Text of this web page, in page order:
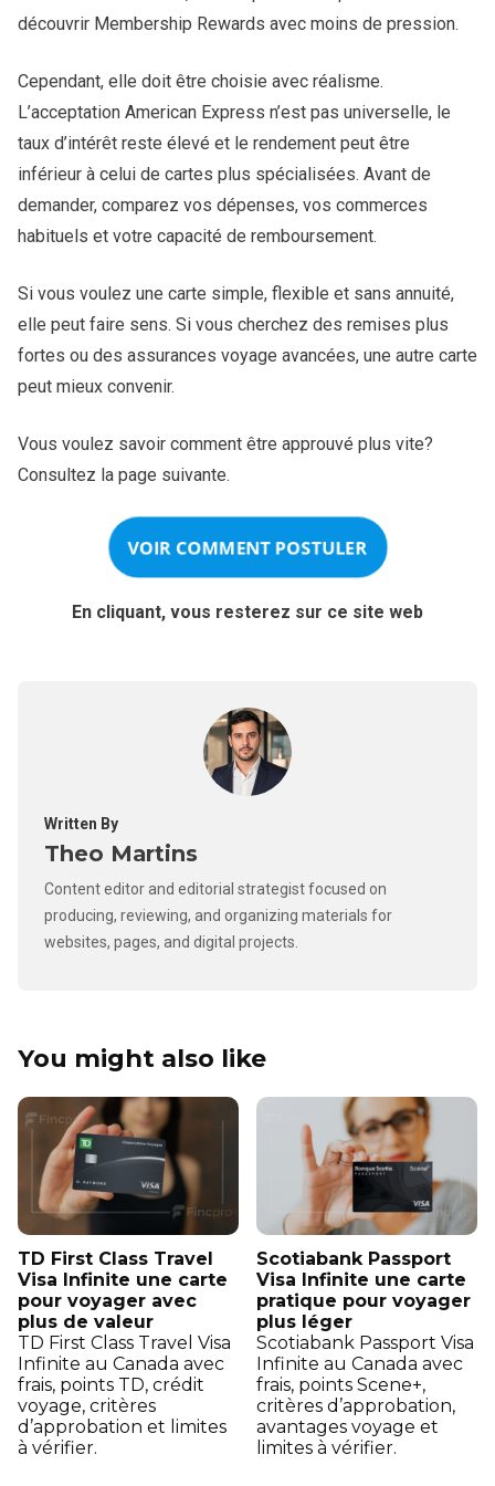
découvrir Membership Rewards avec moins de pression.
Cependant, elle doit être choisie avec réalisme.
L’acceptation American Express n’est pas universelle, le
taux d’intérêt reste élevé et le rendement peut être
inférieur à celui de cartes plus spécialisées. Avant de
demander, comparez vos dépenses, vos commerces
habituels et votre capacité de remboursement.
Si vous voulez une carte simple, flexible et sans annuité,
elle peut faire sens. Si vous cherchez des remises plus
fortes ou des assurances voyage avancées, une autre carte
peut mieux convenir.
Vous voulez savoir comment être approuvé plus vite?
Consultez la page suivante.
VOIR COMMENT POSTULER
En cliquant, vous resterez sur ce site web
Written By
Theo Martins
Content editor and editorial strategist focused on
producing, reviewing, and organizing materials for
websites, pages, and digital projects.
You might also like
TD First Class Travel
Visa Infinite une carte
pour voyager avec
plus de valeur
TD First Class Travel Visa
Infinite au Canada avec
frais, points TD, crédit
voyage, critères
d’approbation et limites
à vérifier.
Scotiabank Passport
Visa Infinite une carte
pratique pour voyager
plus léger
Scotiabank Passport Visa
Infinite au Canada avec
frais, points Scene+,
critères d’approbation,
avantages voyage et
limites à vérifier.